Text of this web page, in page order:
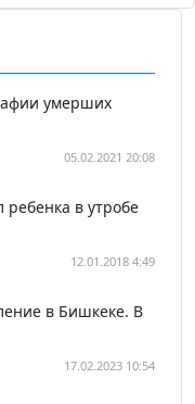
умерших
05.02.2021 20:08
ребенка в утробе
12.01.2018 4:49
в Бишкеке. В
17.02.2023 10:54